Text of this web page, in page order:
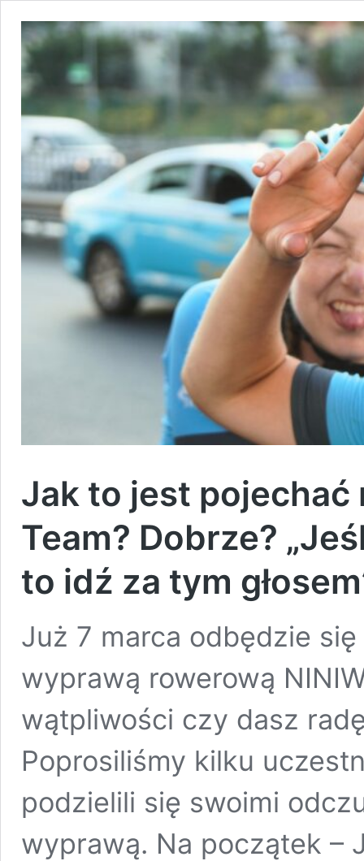
Jak to jest pojechać
Team? Dobrze?
to idź za tym
Już 7 marca odbędzie
wyprawą rowerową
wątpliwości czy dasz
Poprosiliśmy kilku
podzielili się swoimi
wyprawą. Na początek –